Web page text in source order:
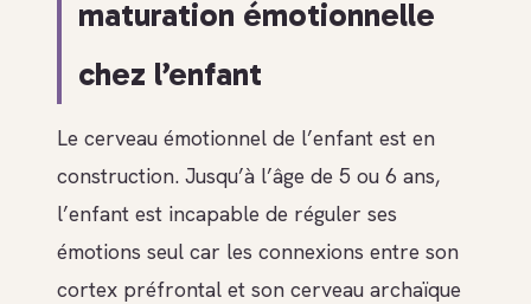
maturation émotionnelle
chez l’enfant
Le cerveau émotionnel de l’enfant est en
construction. Jusqu’à l’âge de 5 ou 6 ans,
l’enfant est incapable de réguler ses
émotions seul car les connexions entre son
cortex préfrontal et son cerveau archaïque